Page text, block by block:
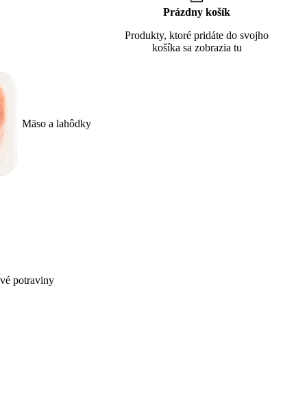
Mäso a lahôdky
potraviny
Prázdny košík
Produkty, ktoré pridáte do svojho
košíka sa zobrazia tu